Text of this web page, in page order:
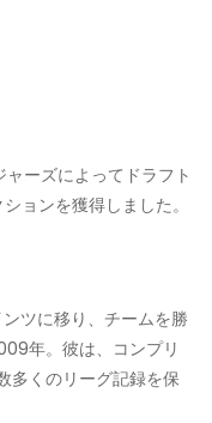
ーズによってドラフト
ョンを獲得しました。
ツに移り、チームを勝
年。彼は、コンプリ
多くのリーグ記録を保